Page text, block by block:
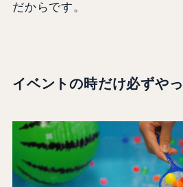
だからです。
イベントの時だけ必ずや